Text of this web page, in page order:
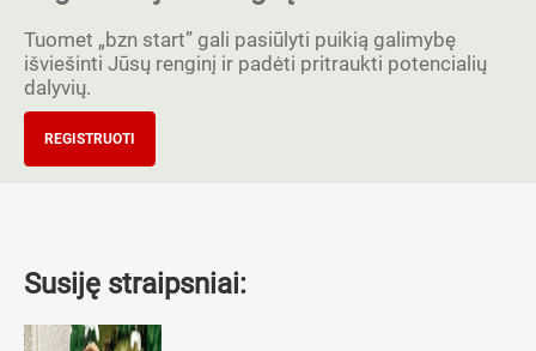
Tuomet „bzn start” gali pasiūlyti puikią galimybę
išviešinti Jūsų renginį ir padėti pritraukti potencialių
dalyvių.
REGISTRUOTI
Susiję straipsniai: